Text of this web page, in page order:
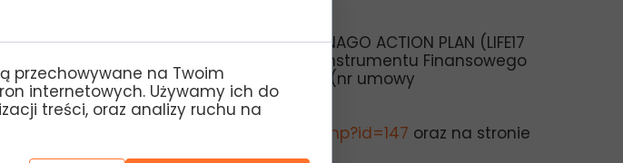
Dubelta – etap I” LIFEGALLINAGO ACTION PLAN (LIFE17
przez Unię Europejską w ramach Instrumentu Finansowego
Ochrony Środowiska i Gospodarki Wodnej (nr umowy
http://www.lto.org.pl/index.php?id=147 oraz na stronie
przechowywane na Twoim
internetowych. Używamy ich do
treści, oraz analizy ruchu na